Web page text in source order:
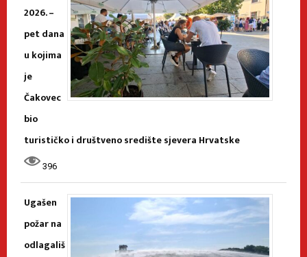
2026. –
pet dana
u kojima
je
Čakovec
bio
turističko i društveno središte sjevera Hrvatske
396
Ugašen
požar na
odlagališ